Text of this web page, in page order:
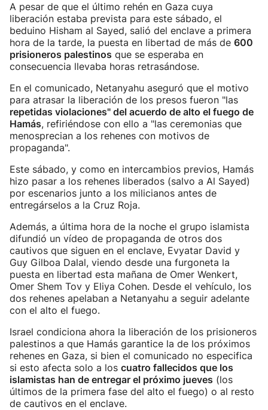
A pesar de que el último rehén en Gaza cuya
liberación estaba prevista para este sábado, el
beduino Hisham al Sayed, salió del enclave a primera
hora de la tarde, la puesta en libertad de más de 600
prisioneros palestinos que se esperaba en
consecuencia llevaba horas retrasándose.
En el comunicado, Netanyahu aseguró que el motivo
para atrasar la liberación de los presos fueron "las
repetidas violaciones" del acuerdo de alto el fuego de
Hamás, refiriéndose con ello a "las ceremonias que
menosprecian a los rehenes con motivos de
propaganda".
Este sábado, y como en intercambios previos, Hamás
hizo pasar a los rehenes liberados (salvo a Al Sayed)
por escenarios junto a los milicianos antes de
entregárselos a la Cruz Roja.
Además, a última hora de la noche el grupo islamista
difundió un vídeo de propaganda de otros dos
cautivos que siguen en el enclave, Evyatar David y
Guy Gilboa Dalal, viendo desde una furgoneta la
puesta en libertad esta mañana de Omer Wenkert,
Omer Shem Tov y Eliya Cohen. Desde el vehículo, los
dos rehenes apelaban a Netanyahu a seguir adelante
con el alto el fuego.
Israel condiciona ahora la liberación de los prisioneros
palestinos a que Hamás garantice la de los próximos
rehenes en Gaza, si bien el comunicado no especifica
si esto afecta solo a los cuatro fallecidos que los
islamistas han de entregar el próximo jueves (los
últimos de la primera fase del alto el fuego) o al resto
de cautivos en el enclave.